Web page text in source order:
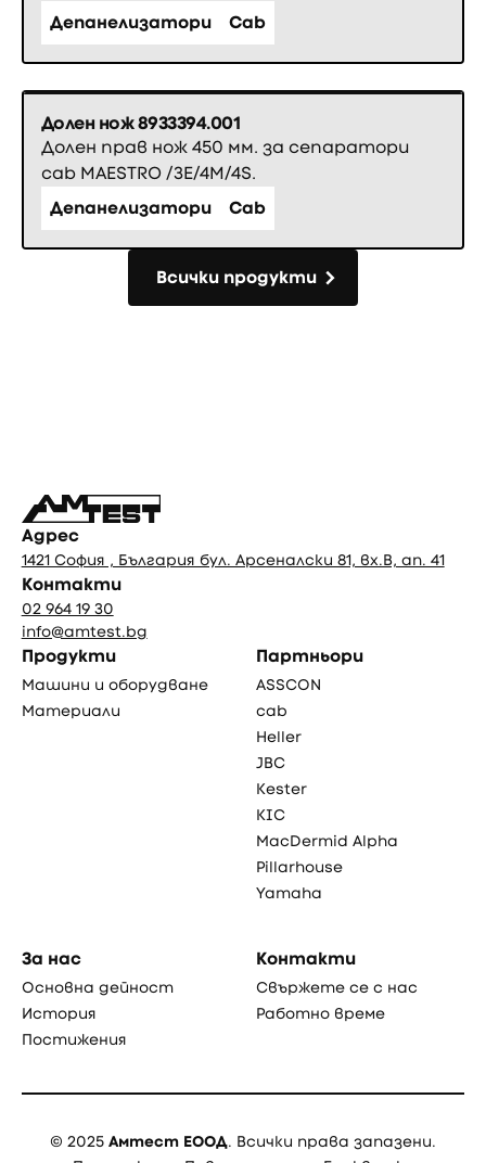
Депанелизатори
Cab
Долен нож 8933394.001
Долен прав нож 450 мм. за сепаратори
cab MAESTRO /3E/4M/4S.
Депанелизатори
Cab
Всички продукти
Адрес
1421 София , България бул. Арсеналски 81, вх.В, ап. 41
Контакти
02 964 19 30
info@amtest.bg
Продукти
Машини и оборудване
Материали
Партньори
ASSCON
cab
Heller
JBC
Kester
KIC
MacDermid Alpha
Pillarhouse
Yamaha
За нас
Основна дейност
История
Постижения
Контакти
Свържете се с нас
Работно време
© 2025 Амтест ЕООД. Всички права запазени.